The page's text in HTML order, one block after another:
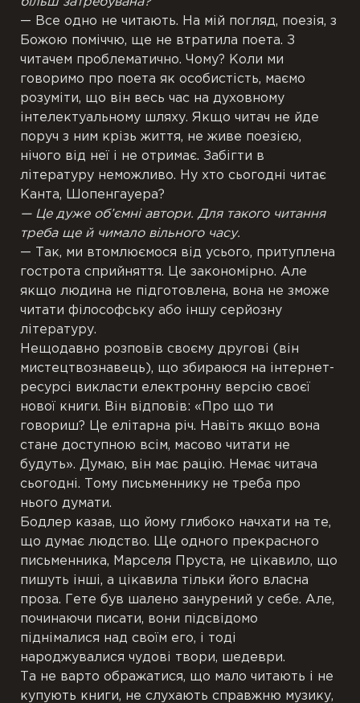
— Все одно не читають. На мій погляд, поезія, з
Божою поміччю, ще не втратила поета. З
читачем проблематично. Чому? Коли ми
говоримо про поета як особистість, маємо
розуміти, що він весь час на духовному
інтелектуальному шляху. Якщо читач не йде
поруч з ним крізь життя, не живе поезією,
нічого від неї і не отримає. Забігти в
літературу неможливо. Ну хто сьогодні читає
Канта, Шопенгауера?
— Це дуже об’ємні автори. Для такого читання
треба ще й чимало вільного часу.
— Так, ми втомлюємося від усього, притуплена
гострота сприйняття. Це закономірно. Але
якщо людина не підготовлена, вона не зможе
читати філософську або іншу серйозну
літературу.
Нещодавно розповів своєму другові (він
мистецтвознавець), що збираюся на інтернет-
ресурсі викласти електронну версію своєї
нової книги. Він відповів: «Про що ти
говориш? Це елітарна річ. Навіть якщо вона
стане доступною всім, масово читати не
будуть». Думаю, він має рацію. Немає читача
сьогодні. Тому письменнику не треба про
нього думати.
Бодлер казав, що йому глибоко начхати на те,
що думає людство. Ще одного прекрасного
письменника, Марселя Пруста, не цікавило, що
пишуть інші, а цікавила тільки його власна
проза. Гете був шалено занурений у себе. Але,
починаючи писати, вони підсвідомо
піднімалися над своїм его, і тоді
народжувалися чудові твори, шедеври.
Та не варто ображатися, що мало читають і не
купують книги, не слухають справжню музику,